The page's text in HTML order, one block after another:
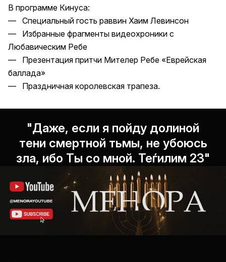
В программе Кинуса:
— Специальный гость раввин Хаим Левинсон
— Избранные фрагменты видеохроники с
Любавическим Ребе
— Презентация притчи Мителер Ребе «Еврейская
баллада»
— Праздничная королевская трапеза.
"Даже, если я пойду долиной
тени смертной тьмы, не убоюсь
зла, ибо Ты со мной. Теѓилим 23"